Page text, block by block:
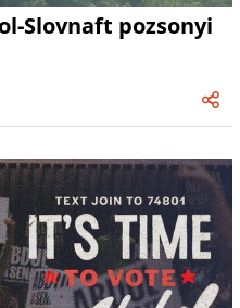
Slovnaft pozsonyi